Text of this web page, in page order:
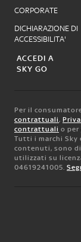
CORPORATE
DICHIARAZIONE DI
ACCESSIBILITA'
ACCEDI A
SKY GO
Per il
contrattuali,
contrattuali o per
Tutti i marchi
contenuti, sono
utilizzati su
04619241005.